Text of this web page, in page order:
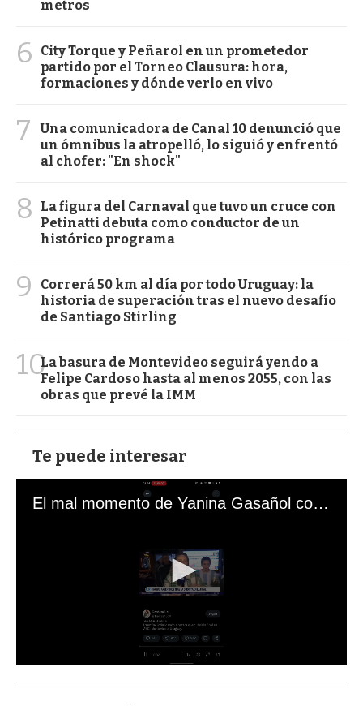
metros
6
City Torque y Peñarol en un prometedor
partido por el Torneo Clausura: hora,
formaciones y dónde verlo en vivo
7
Una comunicadora de Canal 10 denunció que
un ómnibus la atropelló, lo siguió y enfrentó
al chofer: "En shock"
8
La figura del Carnaval que tuvo un cruce con
Petinatti debuta como conductor de un
histórico programa
9
Correrá 50 km al día por todo Uruguay: la
historia de superación tras el nuevo desafío
de Santiago Stirling
10La basura de Montevideo seguirá yendo a
Felipe Cardoso hasta al menos 2055, con las
obras que prevé la IMM
Te puede interesar
El mal momento de Yanina Gasañol con un hincha argentino en "Subrayado"
s